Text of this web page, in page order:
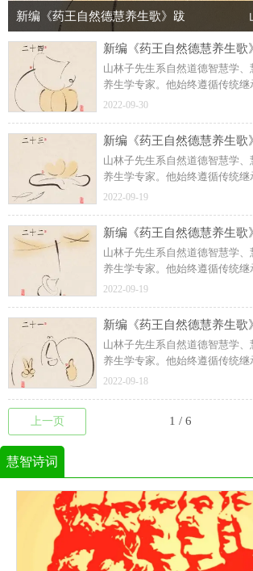
山林子先生系自然道德智慧学、
养生学专家。他始终遵循传统继
旨，以回归人类自然道德本体文
德智慧就是力量，人类呼唤道德
念，首倡自然道德智慧教育与
自然道德智慧人生诗意教育，并
量的课题研究和教学实践。他
进文化，提升人类心身素质！
2022-09-30
山林子先生系自然道德智慧学、
养生学专家。他始终遵循传统继
旨，以回归人类自然道德本体文
德智慧就是力量，人类呼唤道德
念，首倡自然道德智慧教育与
自然道德智慧人生诗意教育，并
量的课题研究和教学实践。他
进文化，提升人类心身素质！
2022-09-19
山林子先生系自然道德智慧学、
养生学专家。他始终遵循传统继
旨，以回归人类自然道德本体文
德智慧就是力量，人类呼唤道德
念，首倡自然道德智慧教育与
自然道德智慧人生诗意教育，并
量的课题研究和教学实践。他
进文化，提升人类心身素质！
2022-09-19
山林子先生系自然道德智慧学、
养生学专家。他始终遵循传统继
旨，以回归人类自然道德本体文
德智慧就是力量，人类呼唤道
念，首倡自然道德智慧教育与教
量的课题研究和教学实践。他
2022-09-18
上一页
慧智诗词